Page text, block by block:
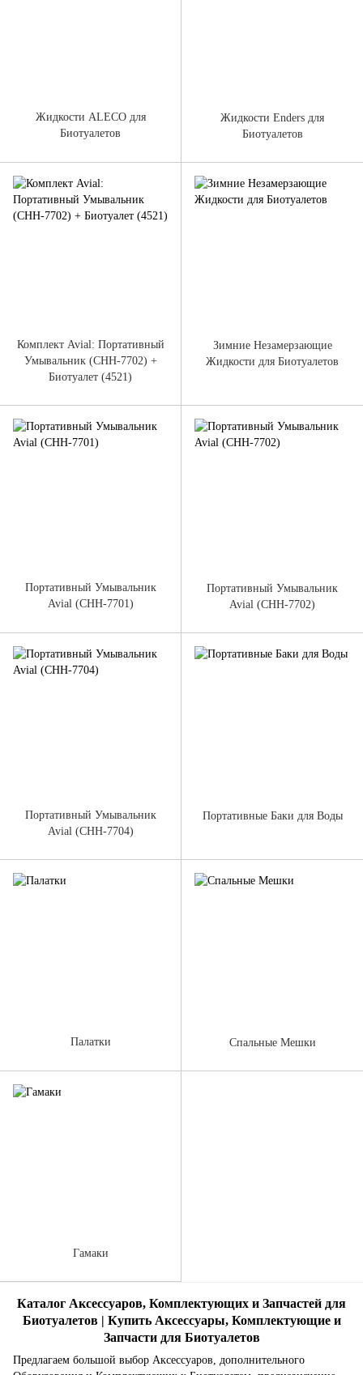
Каталог Аксессуаров, Комплектующих и Запчастей для
Биотуалетов | Купить Аксессуары, Комплектующие и
Запчасти для Биотуалетов
Предлагаем большой выбор Аксессуаров, дополнительного
Жидкости ALECO для
Биотуалетов
Жидкости Enders для
Биотуалетов
Комплект Avial: Портативный
Умывальник (CHH-7702) +
Биотуалет (4521)
Зимние Незамерзающие
Жидкости для Биотуалетов
Портативный Умывальник
Avial (CHH-7701)
Портативный Умывальник
Avial (CHH-7702)
Портативный Умывальник
Avial (CHH-7704)
Портативные Баки для Воды
Палатки Спальные Мешки
Гамаки